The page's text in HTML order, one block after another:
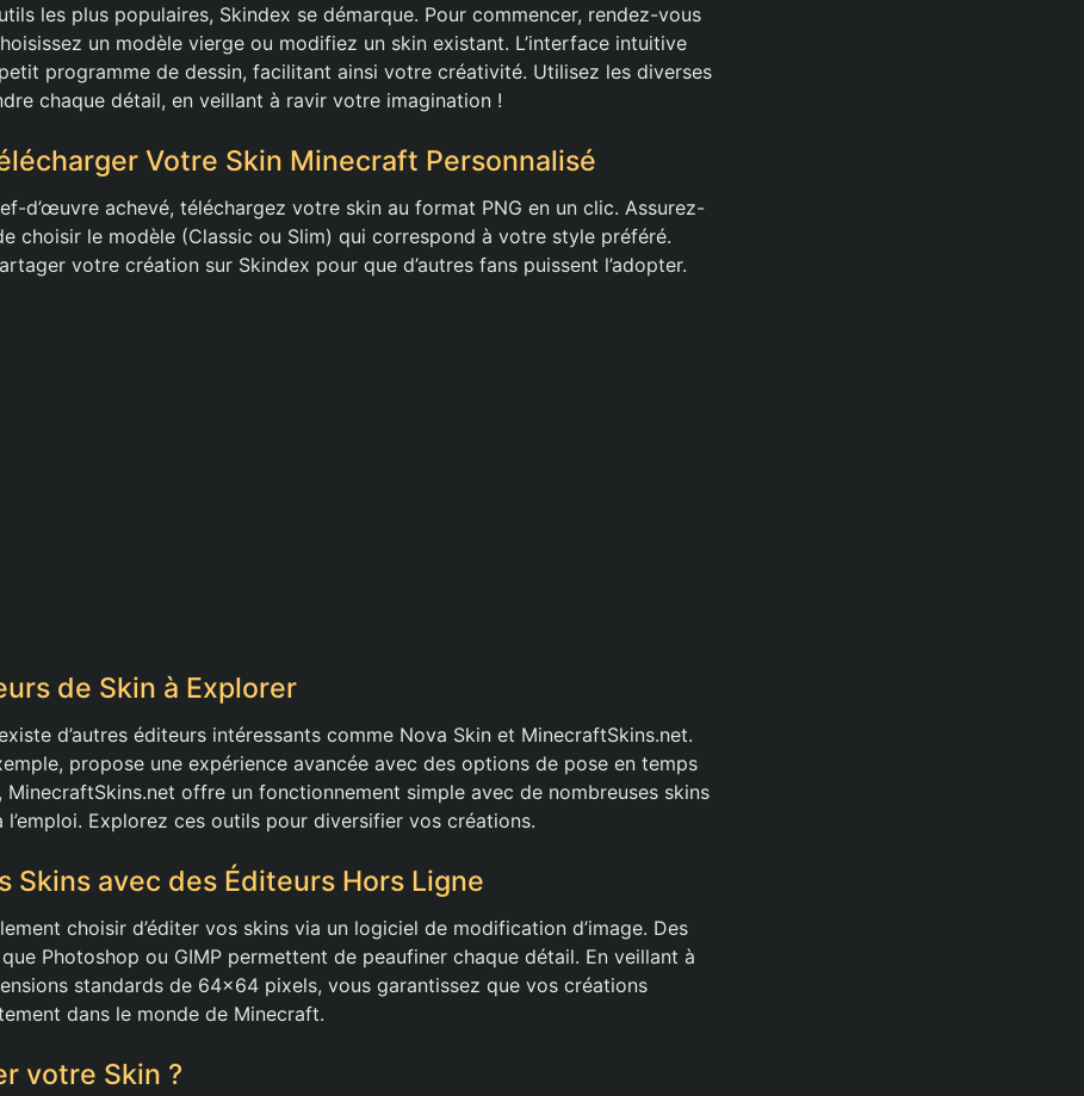
les plus populaires, Skindex se démarque. Pour commencer, rendez-vous
un modèle vierge ou modifiez un skin existant. L’interface intuitive
petit programme de dessin, facilitant ainsi votre créativité. Utilisez les diverses
chaque détail, en veillant à ravir votre imagination !
Votre Skin Minecraft Personnalisé
d’œuvre achevé, téléchargez votre skin au format PNG en un clic. Assurez-
choisir le modèle (Classic ou Slim) qui correspond à votre style préféré.
votre création sur Skindex pour que d’autres fans puissent l’adopter.
de Skin à Explorer
d’autres éditeurs intéressants comme Nova Skin et MinecraftSkins.net.
propose une expérience avancée avec des options de pose en temps
MinecraftSkins.net offre un fonctionnement simple avec de nombreuses skins
l’emploi. Explorez ces outils pour diversifier vos créations.
Skins avec des Éditeurs Hors Ligne
choisir d’éditer vos skins via un logiciel de modification d’image. Des
Photoshop ou GIMP permettent de peaufiner chaque détail. En veillant à
standards de 64×64 pixels, vous garantissez que vos créations
dans le monde de Minecraft.
votre Skin ?